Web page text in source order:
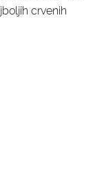
crvenih